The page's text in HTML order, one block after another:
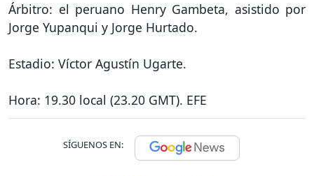
Árbitro: el peruano Henry Gambeta, asistido por
Jorge Yupanqui y Jorge Hurtado.
Estadio: Víctor Agustín Ugarte.
Hora: 19.30 local (23.20 GMT). EFE
SÍGUENOS EN: